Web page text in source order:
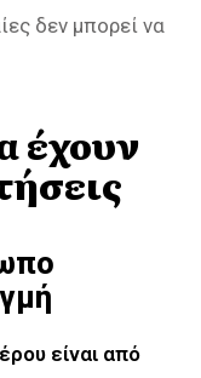
δεν μπορεί να
έχουν
είναι από